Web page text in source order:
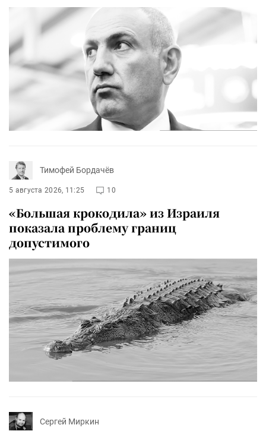
Тимофей Бордачёв
5 августа 2026, 11:25 10
«Большая крокодила» из Израиля
показала проблему границ
допустимого
Сергей Миркин